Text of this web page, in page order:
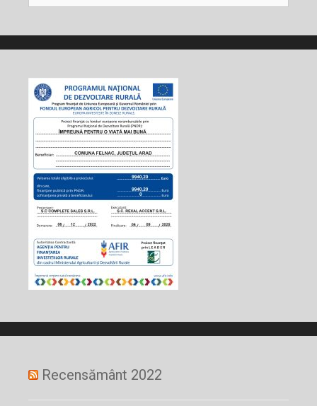
Recensământ 2022